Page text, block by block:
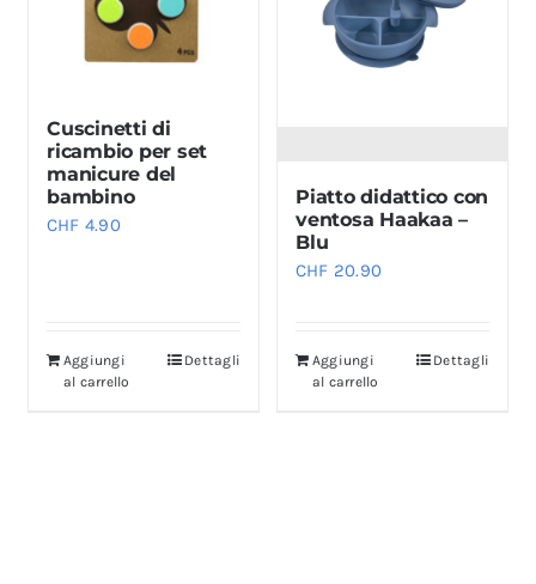
Cuscinetti di
ricambio per set
manicure del
bambino
CHF 4.90
Aggiungi
al carrello
Dettagli
Piatto didattico con
ventosa Haakaa –
Blu
CHF 20.90
Aggiungi
al carrello
Dettagli